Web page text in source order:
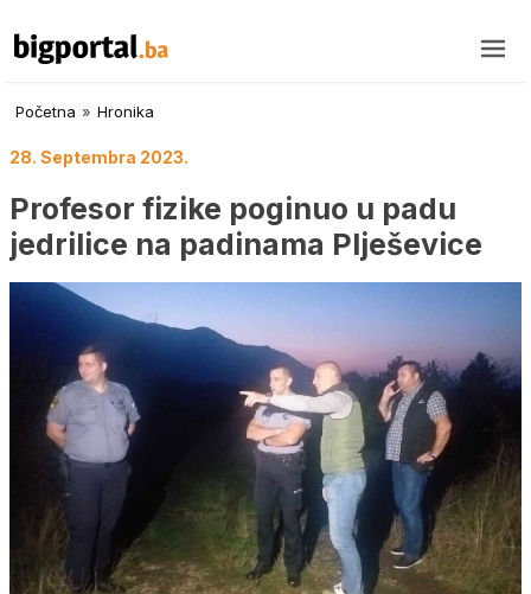
Početna » Hronika
28. Septembra 2023.
Profesor fizike poginuo u padu
jedrilice na padinama Plješevice